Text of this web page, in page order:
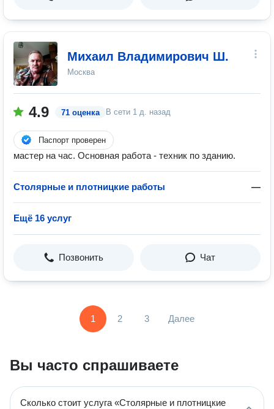
Михаил Владимирович Ш.
Москва
4.9 71 оценка В сети 1 д. назад
Паспорт проверен
мастер на час. Основная работа - техник по зданию.
Столярные и плотницкие работы —
Ещё 16 услуг
Позвонить Чат
1 2 3 Далее
Вы часто спрашиваете
Сколько стоит услуга «Столярные и плотницкие